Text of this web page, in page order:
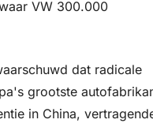
VW 300.000
dat radicale
grootste
in China,